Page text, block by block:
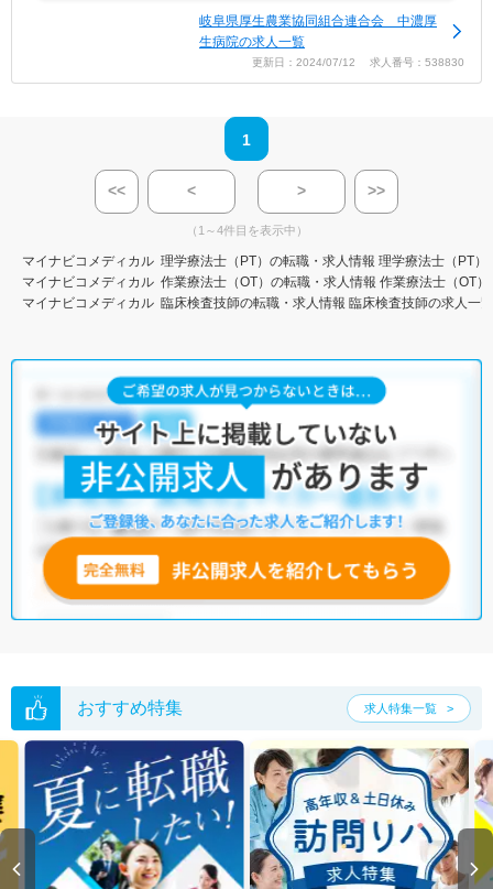
岐阜県厚生農業協同組合連合会 中濃厚
生病院の求人一覧
更新日：2024/07/12 求人番号：538830
1
<< < > >>
（1～4件目を表示中）
マイナビコメディカル 理学療法士（PT）の転職・求人情報 理学療法士（PT）
マイナビコメディカル 作業療法士（OT）の転職・求人情報 作業療法士（OT
マイナビコメディカル 臨床検査技師の転職・求人情報 臨床検査技師の求人一覧
おすすめ特集 求人特集一覧